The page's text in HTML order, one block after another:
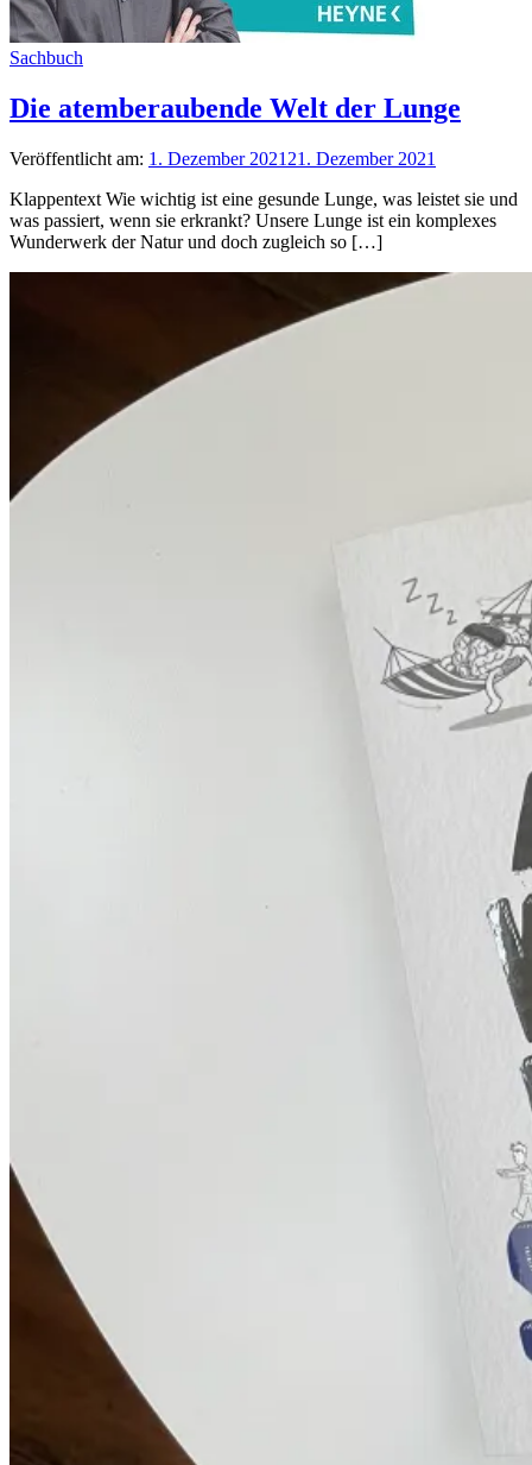
Sachbuch
Die atemberaubende Welt der Lunge
Veröffentlicht am: 1. Dezember 2021 21. Dezember 2021
Klappentext Wie wichtig ist eine gesunde Lunge, was leistet sie und
was passiert, wenn sie erkrankt? Unsere Lunge ist ein komplexes
Wunderwerk der Natur und doch zugleich so […]